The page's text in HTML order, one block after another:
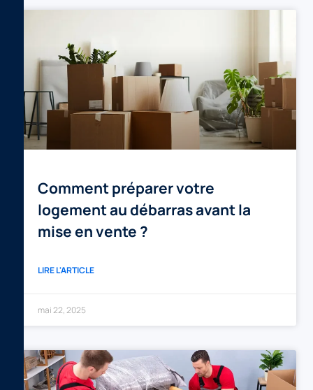
Comment préparer votre
logement au débarras avant la
mise en vente ?
LIRE L'ARTICLE
mai 22, 2025